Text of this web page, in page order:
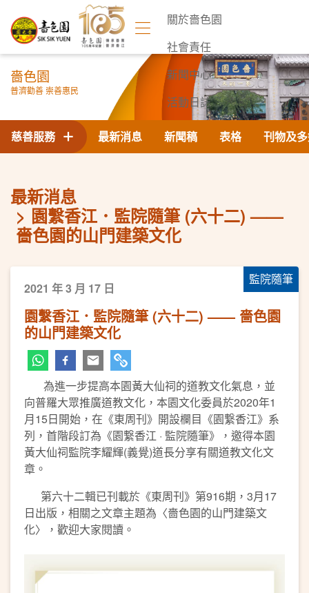
關於嗇色園
社會責任
新聞中心
活動日誌
聯絡我們
嗇色園
普濟勸善 崇善惠民
最新消息 新聞稿 表格 刊物及
慈善服務
最新消息
園繫香江．監院隨筆 (六十二) ——
嗇色園的山門建築文化
監院隨筆
2021 年 3 月 17 日
園繫香江．監院隨筆 (六十二) —— 嗇色園
的山門建築文化
為進一步提高本園黃大仙祠的道教文化氣息，並
向普羅大眾推廣道教文化，本園文化委員於2020年1
月15日開始，在《東周刊》開設欄目《園繋香江》系
列，首階段訂為《園繋香江 · 監院隨筆》，邀得本園
黃大仙祠監院李耀輝(義覺)道長分享有關道教文化文
章。
第六十二輯已刊載於《東周刊》第916期，3月17
日出版，相關之文章主題為〈嗇色園的山門建築文
化〉，歡迎大家閱讀。